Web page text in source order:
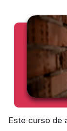
Este curso de